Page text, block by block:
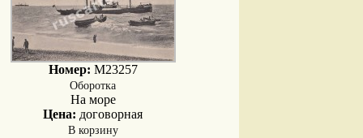
Номер: M23257
Оборотка
На море
Цена: договорная
В корзину